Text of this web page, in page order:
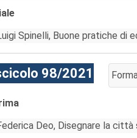
Spinelli, Buone pratiche di
98/2021
Deo, Disegnare la